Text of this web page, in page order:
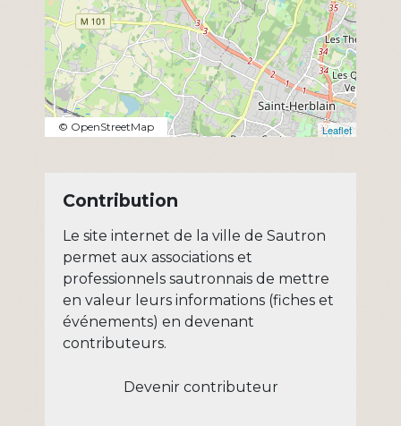
Leaflet
© OpenStreetMap
Contribution
Le site internet de la ville de Sautron
permet aux associations et
professionnels sautronnais de mettre
en valeur leurs informations (fiches et
événements) en devenant
contributeurs.
Devenir contributeur